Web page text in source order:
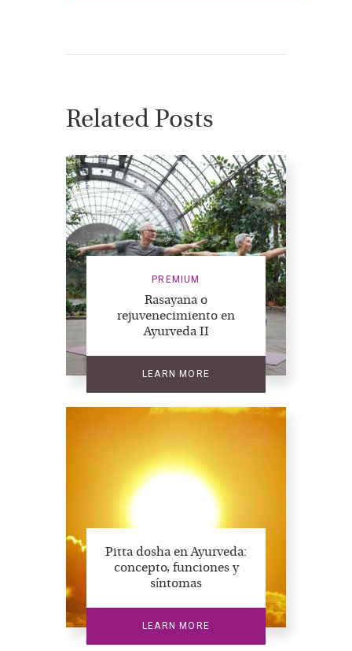
Related Posts
PREMIUM
Rasayana o
rejuvenecimiento en
Ayurveda II
LEARN MORE
Pitta dosha en Ayurveda:
concepto, funciones y
síntomas
LEARN MORE